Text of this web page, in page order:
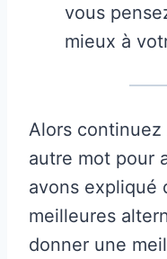
vous
mieux à
Alors
autre mot pour
avons expliqué
meilleures
donner une